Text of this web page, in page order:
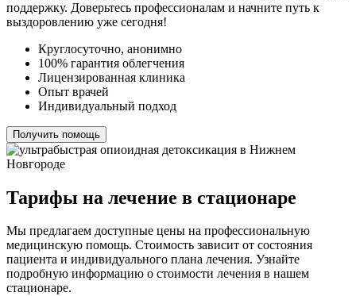
поддержку. Доверьтесь профессионалам и начните путь к
выздоровлению уже сегодня!
Круглосуточно, анонимно
100% гарантия облегчения
Лицензированная клиника
Опыт врачей
Индивидуальный подход
Получить помощь
Тарифы на лечение в стационаре
Мы предлагаем доступные цены на профессиональную
медицинскую помощь. Стоимость зависит от состояния
пациента и индивидуального плана лечения. Узнайте
подробную информацию о стоимости лечения в нашем
стационаре.